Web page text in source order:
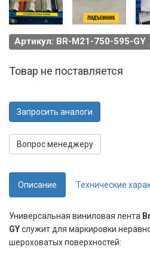
Артикул: BR-M21-750-595-GY
Товар не поставляется
Запросить аналоги
Вопрос менеджеру
Описание Технические
Универсальная виниловая лента
GYслужит для маркировки
шероховатых поверхностей: